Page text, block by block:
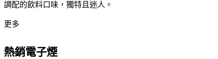
調配的飲料口味，獨特且迷人。
更多
熱銷電子煙